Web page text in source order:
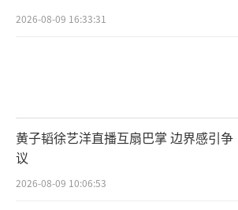
2026-08-09 16:33:31
黄子韬徐艺洋直播互扇巴掌 边界感引争
议
2026-08-09 10:06:53